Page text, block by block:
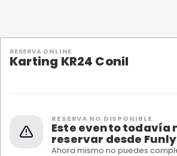
RESERVA ONLINE
Karting KR24 Conil
RESERVA NO DISPONIBLE
Este evento todavía
reservar desde Funly
Ahora mismo no puedes